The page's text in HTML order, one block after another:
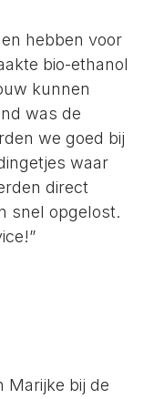
hebben voor
bio-ethanol
kunnen
was de
we goed bij
waar
direct
snel opgelost.
Marijke bij de